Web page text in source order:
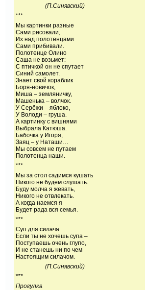
(П.Синявский)
***
Мы картинки разные
Сами рисовали,
Их над полотенцами
Сами прибивали.
Полотенце Олино
Саша не возьмет:
С птичкой он не спутает
Синий самолет.
Знает свой кораблик
Боря-новичок,
Миша – земляничку,
Машенька – волчок.
У Серёжи – яблоко,
У Володи – груша.
А картинку с вишнями
Выбрала Катюша.
Бабочка у Игоря,
Заяц – у Наташи…
Мы совсем не путаем
Полотенца наши.
***
Мы за стол садимся кушать
Никого не будем слушать.
Буду молча я жевать,
Никого не отвлекать.
А когда наемся я
Будет рада вся семья.
***
Суп для силача
Если ты не хочешь супа –
Поступаешь очень глупо,
И не станешь ни по чем
Настоящим силачом.
(П.Синявский)
***
Прогулка